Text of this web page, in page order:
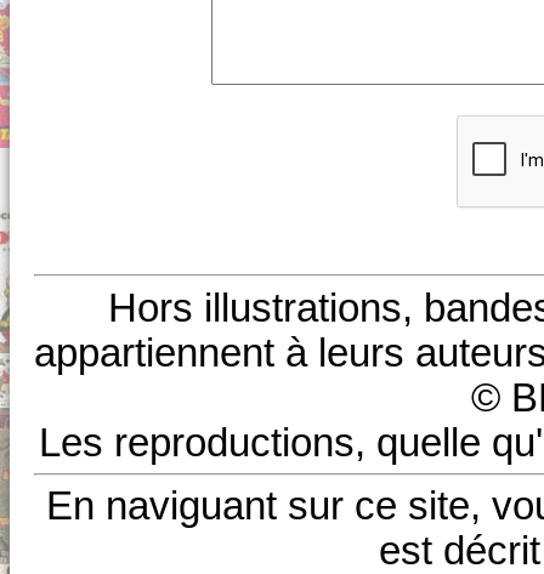
Hors illustrations,
appartiennent à leurs
©
Les reproductions, quelle
En naviguant sur ce site,
est